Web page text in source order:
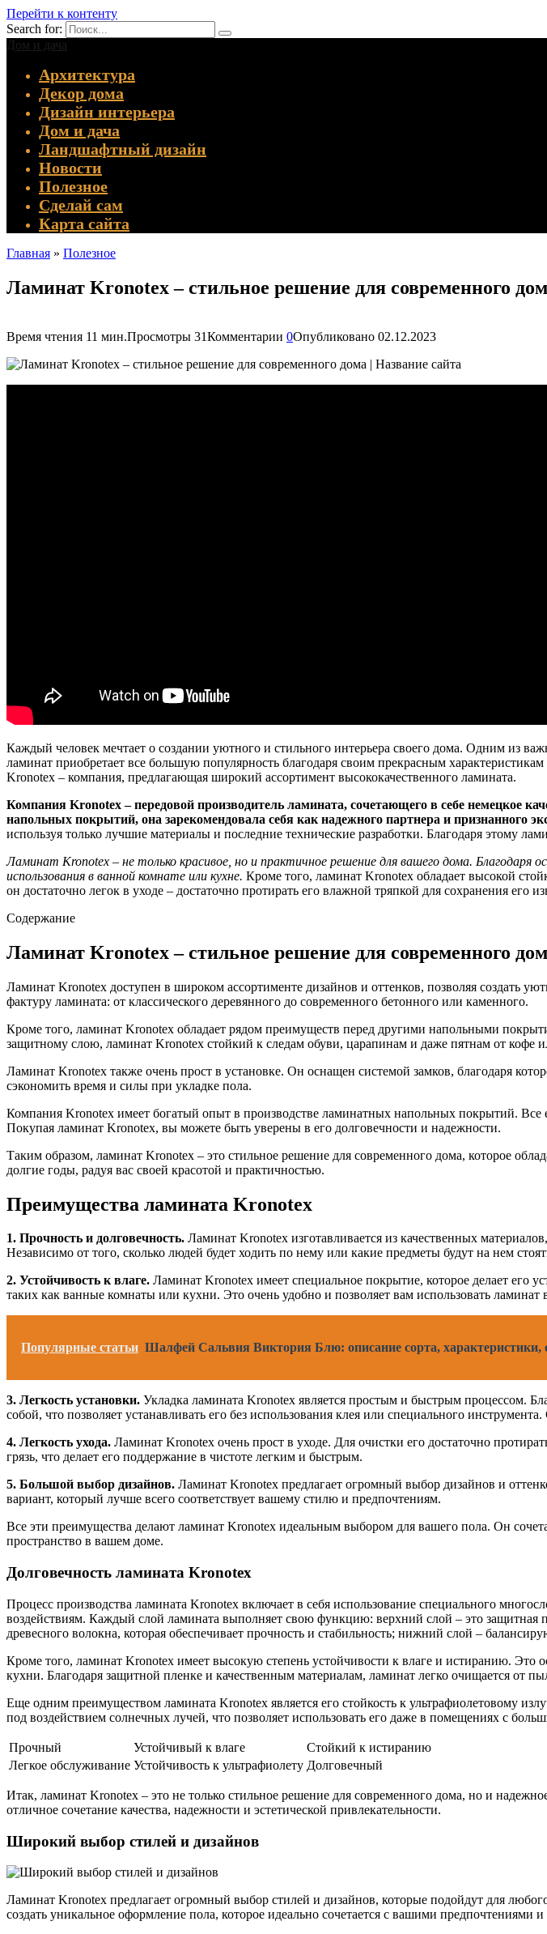
Перейти к контенту
Search for:
Дом и дача
Архитектура
Декор дома
Дизайн интерьера
Дом и дача
Ландшафтный дизайн
Новости
Полезное
Сделай сам
Карта сайта
Главная » Полезное
Ламинат Kronotex – стильное решение для современного
Время чтения 11 мин.Просмотры 31Комментарии 0Опубликовано 02.12.2023
Каждый человек мечтает о создании уютного и стильного интерьера своего дома. Одним из
ламинат приобретает все большую популярность благодаря своим прекрасным
Kronotex – компания, предлагающая широкий ассортимент высококачественного ламината.
Компания Kronotex – передовой производитель ламината, сочетающего в себе немецкое
напольных покрытий, она зарекомендовала себя как надежного партнера и признанного
используя только лучшие материалы и последние технические разработки. Благодаря этому
Ламинат Kronotex – не только красивое, но и практичное решение для вашего дома.
использования в ванной комнате или кухне. Кроме того, ламинат Kronotex обладает высокой
он достаточно легок в уходе – достаточно протирать его влажной тряпкой для сохранения его
Содержание
Ламинат Kronotex – стильное решение для современного
Ламинат Kronotex доступен в широком ассортименте дизайнов и оттенков, позволяя
фактуру ламината: от классического деревянного до современного бетонного или каменного.
Кроме того, ламинат Kronotex обладает рядом преимуществ перед другими напольными
защитному слою, ламинат Kronotex стойкий к следам обуви, царапинам и даже пятнам от кофе
Ламинат Kronotex также очень прост в установке. Он оснащен системой замков, благодаря
сэкономить время и силы при укладке пола.
Компания Kronotex имеет богатый опыт в производстве ламинатных напольных покрытий. Все
Покупая ламинат Kronotex, вы можете быть уверены в его долговечности и надежности.
Таким образом, ламинат Kronotex – это стильное решение для современного дома, которое
долгие годы, радуя вас своей красотой и практичностью.
Преимущества ламината Kronotex
1. Прочность и долговечность. Ламинат Kronotex изготавливается из качественных
Независимо от того, сколько людей будет ходить по нему или какие предметы будут на нем
2. Устойчивость к влаге. Ламинат Kronotex имеет специальное покрытие, которое делает его
таких как ванные комнаты или кухни. Это очень удобно и позволяет вам использовать
Популярные статьи Шалфей Сальвия Виктория Блю: описание сорта,
3. Легкость установки. Укладка ламината Kronotex является простым и быстрым процессом.
собой, что позволяет устанавливать его без использования клея или специального
4. Легкость ухода. Ламинат Kronotex очень прост в уходе. Для очистки его достаточно
грязь, что делает его поддержание в чистоте легким и быстрым.
5. Большой выбор дизайнов. Ламинат Kronotex предлагает огромный выбор дизайнов и
вариант, который лучше всего соответствует вашему стилю и предпочтениям.
Все эти преимущества делают ламинат Kronotex идеальным выбором для вашего пола. Он
пространство в вашем доме.
Долговечность ламината Kronotex
Процесс производства ламината Kronotex включает в себя использование специального
воздействиям. Каждый слой ламината выполняет свою функцию: верхний слой – это защитная
древесного волокна, которая обеспечивает прочность и стабильность; нижний слой –
Кроме того, ламинат Kronotex имеет высокую степень устойчивости к влаге и истиранию.
кухни. Благодаря защитной пленке и качественным материалам, ламинат легко очищается от
Еще одним преимуществом ламината Kronotex является его стойкость к ультрафиолетовому
под воздействием солнечных лучей, что позволяет использовать его даже в помещениях с
Прочный Устойчивый к влаге
Стойкий к истиранию
Легкое обслуживание Устойчивость к ультрафиолету Долговечный
Итак, ламинат Kronotex – это не только стильное решение для современного дома, но и
отличное сочетание качества, надежности и эстетической привлекательности.
Широкий выбор стилей и дизайнов
Ламинат Kronotex предлагает огромный выбор стилей и дизайнов, которые подойдут для
создать уникальное оформление пола, которое идеально сочетается с вашими предпочтениями